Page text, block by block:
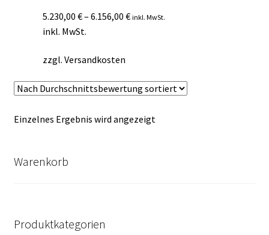
Vertrag widerrufen
5.230,00 €– 6.156,00 € inkl. MwSt.
inkl. MwSt.
zzgl. Versandkosten
Einzelnes Ergebnis wird angezeigt
Warenkorb
Produktkategorien